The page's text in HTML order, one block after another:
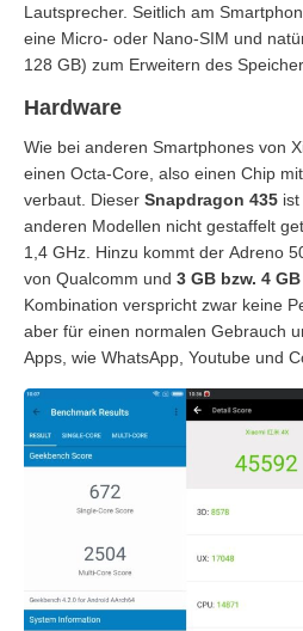
Lautsprecher. Seitlich am
eine Micro- oder Nano-SIM und
128 GB) zum Erweitern des
Hardware
Wie bei anderen Smartphones von
einen Octa-Core, also einen Chip
verbaut. Dieser Snapdragon 435
anderen Modellen nicht gestaffelt
1,4 GHz. Hinzu kommt der Adreno
von Qualcomm und 3 GB bzw. 4
Kombination verspricht zwar keine
aber für einen normalen Gebrauch
Apps, wie WhatsApp, Youtube und